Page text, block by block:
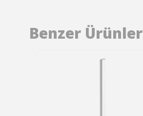
Benzer Ürünler